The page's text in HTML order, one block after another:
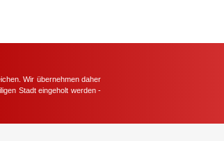
Wir übernehmen daher
Stadt eingeholt werden -